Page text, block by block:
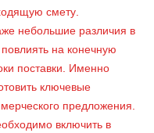
смету.
небольшие различия в
повлиять на конечную
поставки. Именно
ключевые
предложения.
включить в